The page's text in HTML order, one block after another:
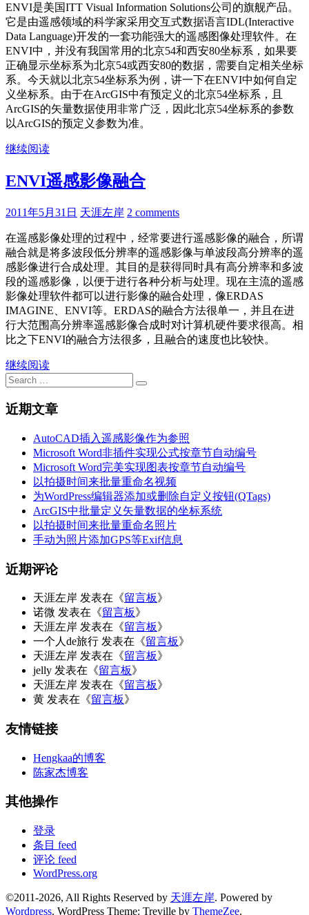
ENVI是美国ITT Visual Information Solutions公司的旗舰产品。
它是由遥感领域的科学家采用交互式数据语言IDL(Interactive
Data Language)开发的一套功能强大的遥感图像处理软件。在
ENVI中，并没有我国常用的北京54和西安80坐标系，如果要
正确显示坐标系为北京54或西安80的数据，需要自定相关坐标
系。今天就以北京54坐标系为例，讲一下在ENVI中如何自定
义坐标系。由于在ArcGIS中有预定义的北京54坐标系，且
ArcGIS的矢量数据使用非常广泛，因此北京54坐标系的参数
以ArcGIS的预定义参数为准。
继续阅读
ENVI遥感影像融合
2011年5月31日 天涯左岸 2 comments
在遥感影像处理的过程中，经常要进行遥感影像的融合，所谓
融合就是将多波段低分辨率的遥感影像与单波段高分辨率的遥
感影像进行合成处理。其目的是获得同时具有高分辨率和多波
段的遥感影像，以便于进行各种分析与处理。现在主流的遥感
影像处理软件都可以进行影像的融合处理，像ERDAS
IMAGINE、ENVI等。ERDAS的融合方法很单一，并且在进
行大范围高分辨率遥感影像合成时对计算机硬件要求很高。相
比之下ENVI的融合方法很多，且融合的速度也比较快。
继续阅读
Search
for:
Search
近期文章
AutoCAD插入遥感影像作为参照
Microsoft Word非插件实现公式按章节自动编号
Microsoft Word完美实现图表按章节自动编号
以拍摄时间来批量重命名视频
为WordPress编辑器添加或删除自定义按钮(QTags)
ArcGIS中批量定义矢量数据的坐标系统
以拍摄时间来批量重命名照片
手动为照片添加GPS等Exif信息
近期评论
天涯左岸 发表在《留言板》
诺微 发表在《留言板》
天涯左岸 发表在《留言板》
一个人de旅行 发表在《留言板》
天涯左岸 发表在《留言板》
jelly 发表在《留言板》
天涯左岸 发表在《留言板》
黄 发表在《留言板》
友情链接
Hengkaa的博客
陈家杰博客
其他操作
登录
条目 feed
评论 feed
WordPress.org
©2011-2026, All Rights Reserved by 天涯左岸. Powered by
Wordpress. WordPress Theme: Treville by ThemeZee.